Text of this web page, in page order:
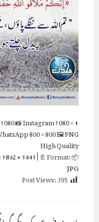
⬇ Original
📸 Instagram1080 ×
800 × 800🖼 PNG
High Quality
📦 Size:
1892 × 1441| 📄 Format:
JPG
Post Views:395